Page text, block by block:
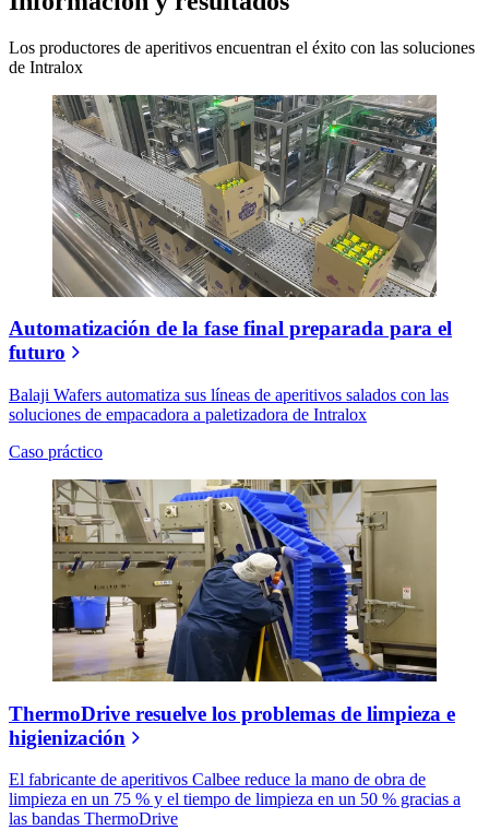
Los productores de aperitivos encuentran el éxito con las soluciones
de Intralox
Automatización de la fase final preparada para el
futuro
Balaji Wafers automatiza sus líneas de aperitivos salados con las
soluciones de empacadora a paletizadora de Intralox
Caso práctico
ThermoDrive resuelve los problemas de limpieza e
higienización
El fabricante de aperitivos Calbee reduce la mano de obra de
limpieza en un 75 % y el tiempo de limpieza en un 50 % gracias a
las bandas ThermoDrive